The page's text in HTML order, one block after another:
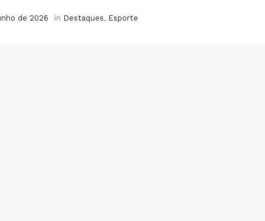
de 2026 in Destaques, Esporte